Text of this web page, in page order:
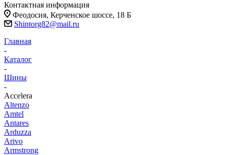
Контактная информация
Феодосия, Керченское шоссе, 18 Б
Shintorg82@mail.ru
Главная
-
Каталог
-
Шины
-
Accelera
Altenzo
Amtel
Antares
Arduzza
Arivo
Armstrong